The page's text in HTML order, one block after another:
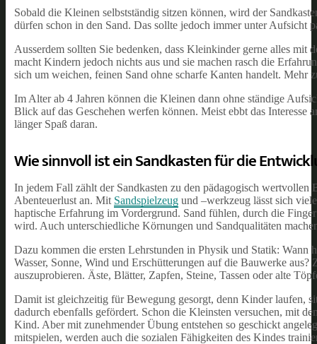
Sobald die Kleinen selbstständig sitzen können, wird der
dürfen schon in den Sand. Das sollte jedoch immer unter Aufsicht
Ausserdem sollten Sie bedenken, dass Kleinkinder gerne alles
macht Kindern jedoch nichts aus und sie machen rasch die
sich um weichen, feinen Sand ohne scharfe Kanten handelt. Mehr
Im Alter ab 4 Jahren können die Kleinen dann ohne ständige
Blick auf das Geschehen werfen können. Meist ebbt das
länger Spaß daran.
Wie sinnvoll ist ein Sandkasten für die
In jedem Fall zählt der Sandkasten zu den pädagogisch
Abenteuerlust an. Mit Sandspielzeug und –werkzeug lässt sich
haptische Erfahrung im Vordergrund. Sand fühlen, durch die
wird. Auch unterschiedliche Körnungen und Sandqualitäten
Dazu kommen die ersten Lehrstunden in Physik und Statik:
Wasser, Sonne, Wind und Erschütterungen auf die Bauwerke
auszuprobieren. Äste, Blätter, Zapfen, Steine, Tassen oder alte
Damit ist gleichzeitig für Bewegung gesorgt, denn Kinder laufen,
dadurch ebenfalls gefördert. Schon die Kleinsten versuchen, mit
Kind. Aber mit zunehmender Übung entstehen so geschickt
mitspielen, werden auch die sozialen Fähigkeiten des Kindes